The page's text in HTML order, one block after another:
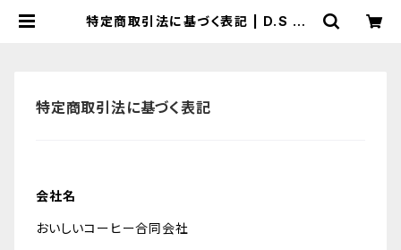
特定商取引法に基づく表記 | D.S CO
特定商取引法に基づく表記
会社名
おいしいコーヒー合同会社